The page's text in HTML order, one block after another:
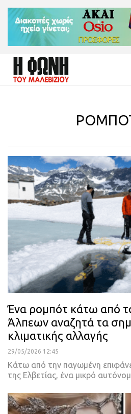
Ένα ρομπότ κάτω από
Άλπεων αναζητά τα
κλιματικής αλλαγής
29/05/2026 12:45
Kάτω από την παγωμένη
της Ελβετίας, ένα μικρό